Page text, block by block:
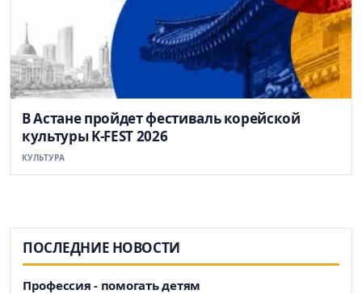
В Астане пройдет фестиваль корейской
культуры K-FEST 2026
КУЛЬТУРА
ПОСЛЕДНИЕ НОВОСТИ
Профессия - помогать детям